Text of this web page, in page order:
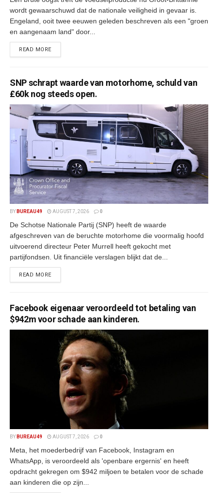
wordt gewaarschuwd dat de nationale veiligheid in gevaar is.
Engeland, ooit twee eeuwen geleden beschreven als een "groen
en aangenaam land" door...
READ MORE
SNP schrapt waarde van motorhome, schuld van
£60k nog steeds open.
BY BUREAU49 AUGUST 7, 2026 0
De Schotse Nationale Partij (SNP) heeft de waarde
afgeschreven van de beruchte motorhome die voormalig hoofd
uitvoerend directeur Peter Murrell heeft gekocht met
partijfondsen. Uit financiële verslagen blijkt dat de...
READ MORE
Facebook eigenaar veroordeeld tot betaling van
$942m voor schade aan kinderen.
BY BUREAU49 AUGUST 7, 2026 0
Meta, het moederbedrijf van Facebook, Instagram en
WhatsApp, is veroordeeld als 'openbare ergernis' en heeft
opdracht gekregen om $942 miljoen te betalen voor de schade
aan kinderen die op zijn...